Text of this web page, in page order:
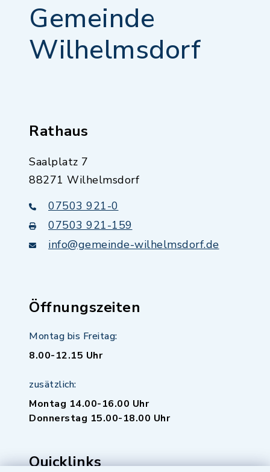
Gemeinde
Wilhelmsdorf
Rathaus
Saalplatz 7
88271 Wilhelmsdorf
07503 921-0
07503 921-159
info@gemeinde-wilhelmsdorf.de
Öffnungszeiten
Montag bis Freitag:
8.00-12.15 Uhr
zusätzlich:
Montag 14.00-16.00 Uhr
Donnerstag 15.00-18.00 Uhr
Quicklinks